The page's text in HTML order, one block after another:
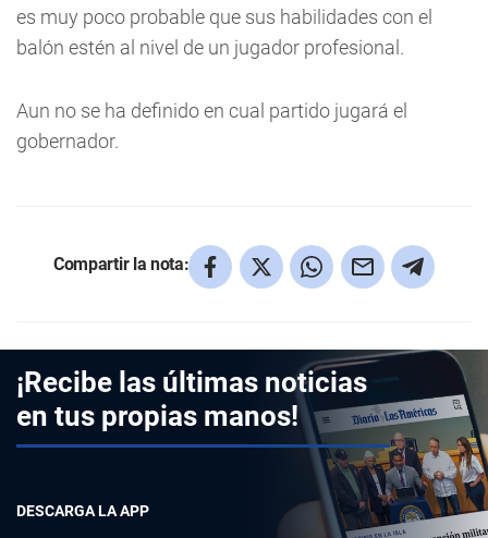
es muy poco probable que sus habilidades con el
balón estén al nivel de un jugador profesional.
Aun no se ha definido en cual partido jugará el
gobernador.
Compartir la nota:
¡Recibe las últimas noticias
en tus propias manos!
DESCARGA LA APP